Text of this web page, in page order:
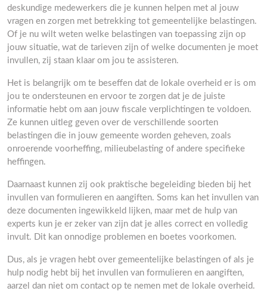
deskundige medewerkers die je kunnen helpen met al jouw
vragen en zorgen met betrekking tot gemeentelijke belastingen.
Of je nu wilt weten welke belastingen van toepassing zijn op
jouw situatie, wat de tarieven zijn of welke documenten je moet
invullen, zij staan klaar om jou te assisteren.
Het is belangrijk om te beseffen dat de lokale overheid er is om
jou te ondersteunen en ervoor te zorgen dat je de juiste
informatie hebt om aan jouw fiscale verplichtingen te voldoen.
Ze kunnen uitleg geven over de verschillende soorten
belastingen die in jouw gemeente worden geheven, zoals
onroerende voorheffing, milieubelasting of andere specifieke
heffingen.
Daarnaast kunnen zij ook praktische begeleiding bieden bij het
invullen van formulieren en aangiften. Soms kan het invullen van
deze documenten ingewikkeld lijken, maar met de hulp van
experts kun je er zeker van zijn dat je alles correct en volledig
invult. Dit kan onnodige problemen en boetes voorkomen.
Dus, als je vragen hebt over gemeentelijke belastingen of als je
hulp nodig hebt bij het invullen van formulieren en aangiften,
aarzel dan niet om contact op te nemen met de lokale overheid.